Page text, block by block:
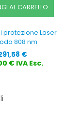
AL CARRELLO
protezione Laser
808 nm
€
€ IVA Esc.